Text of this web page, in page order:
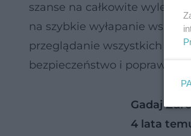
szanse na całkowite
na szybkie wyłapanie
przeglądanie wszystkich
bezpieczeństwo i poprawia
Gadaj
4 lata